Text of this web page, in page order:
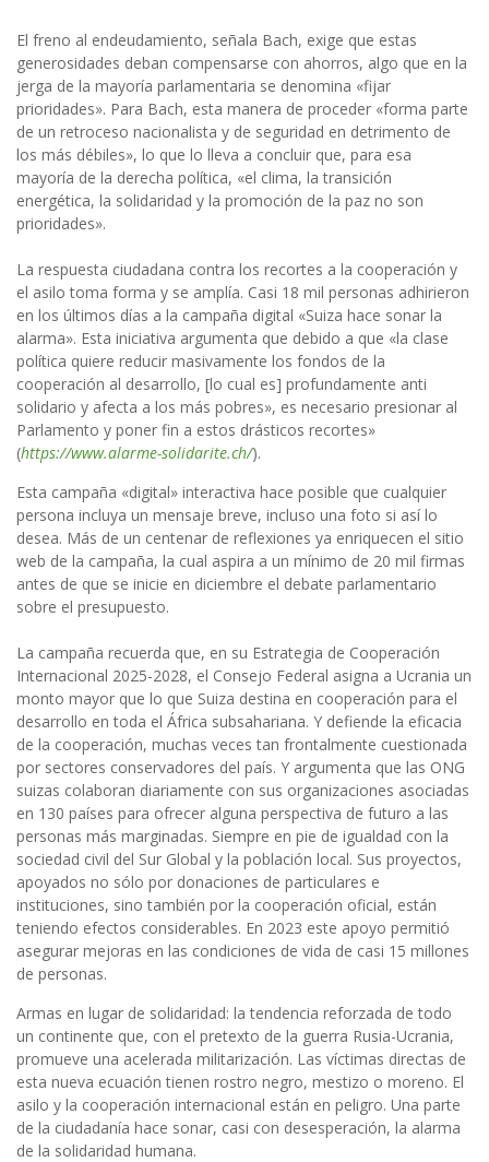
El freno al endeudamiento, señala Bach, exige que estas
generosidades deban compensarse con ahorros, algo que en la
jerga de la mayoría parlamentaria se denomina «fijar
prioridades». Para Bach, esta manera de proceder «forma parte
de un retroceso nacionalista y de seguridad en detrimento de
los más débiles», lo que lo lleva a concluir que, para esa
mayoría de la derecha política, «el clima, la transición
energética, la solidaridad y la promoción de la paz no son
prioridades».
La respuesta ciudadana contra los recortes a la cooperación y
el asilo toma forma y se amplía. Casi 18 mil personas adhirieron
en los últimos días a la campaña digital «Suiza hace sonar la
alarma». Esta iniciativa argumenta que debido a que «la clase
política quiere reducir masivamente los fondos de la
cooperación al desarrollo, [lo cual es] profundamente anti
solidario y afecta a los más pobres», es necesario presionar al
Parlamento y poner fin a estos drásticos recortes»
(https://www.alarme-solidarite.ch/).
Esta campaña «digital» interactiva hace posible que cualquier
persona incluya un mensaje breve, incluso una foto si así lo
desea. Más de un centenar de reflexiones ya enriquecen el sitio
web de la campaña, la cual aspira a un mínimo de 20 mil firmas
antes de que se inicie en diciembre el debate parlamentario
sobre el presupuesto.
La campaña recuerda que, en su Estrategia de Cooperación
Internacional 2025-2028, el Consejo Federal asigna a Ucrania un
monto mayor que lo que Suiza destina en cooperación para el
desarrollo en toda el África subsahariana. Y defiende la eficacia
de la cooperación, muchas veces tan frontalmente cuestionada
por sectores conservadores del país. Y argumenta que las ONG
suizas colaboran diariamente con sus organizaciones asociadas
en 130 países para ofrecer alguna perspectiva de futuro a las
personas más marginadas. Siempre en pie de igualdad con la
sociedad civil del Sur Global y la población local. Sus proyectos,
apoyados no sólo por donaciones de particulares e
instituciones, sino también por la cooperación oficial, están
teniendo efectos considerables. En 2023 este apoyo permitió
asegurar mejoras en las condiciones de vida de casi 15 millones
de personas.
Armas en lugar de solidaridad: la tendencia reforzada de todo
un continente que, con el pretexto de la guerra Rusia-Ucrania,
promueve una acelerada militarización. Las víctimas directas de
esta nueva ecuación tienen rostro negro, mestizo o moreno. El
asilo y la cooperación internacional están en peligro. Una parte
de la ciudadanía hace sonar, casi con desesperación, la alarma
de la solidaridad humana.